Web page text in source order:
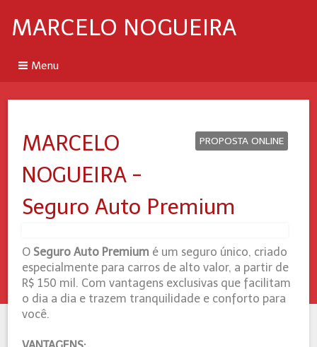
MARCELO NOGUEIRA
Menu
PROPOSTA ONLINE
MARCELO
NOGUEIRA -
Seguro Auto Premium
O Seguro Auto Premium é um seguro único, criado
especialmente para carros de alto valor, a partir de
R$ 150 mil. Com vantagens exclusivas que facilitam
o dia a dia e trazem tranquilidade e conforto para
você.